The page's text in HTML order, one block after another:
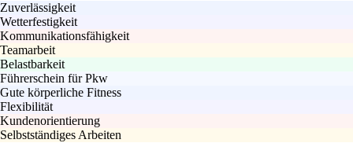
Zuverlässigkeit
Wetterfestigkeit
Kommunikationsfähigkeit
Teamarbeit
Belastbarkeit
Führerschein für Pkw
Gute körperliche Fitness
Flexibilität
Kundenorientierung
Selbstständiges Arbeiten